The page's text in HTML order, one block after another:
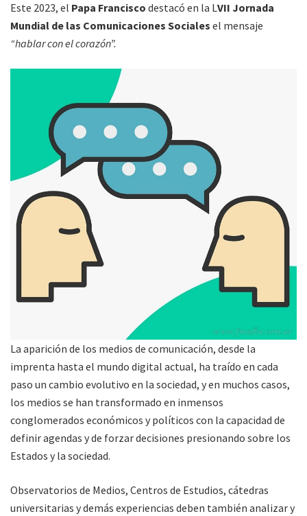
Este 2023, el Papa Francisco destacó en la LVII Jornada
Mundial de las Comunicaciones Sociales el mensaje
“hablar con el corazón”.
La aparición de los medios de comunicación, desde la
imprenta hasta el mundo digital actual, ha traído en cada
paso un cambio evolutivo en la sociedad, y en muchos casos,
los medios se han transformado en inmensos
conglomerados económicos y políticos con la capacidad de
definir agendas y de forzar decisiones presionando sobre los
Estados y la sociedad.
Observatorios de Medios, Centros de Estudios, cátedras
universitarias y demás experiencias deben también analizar y